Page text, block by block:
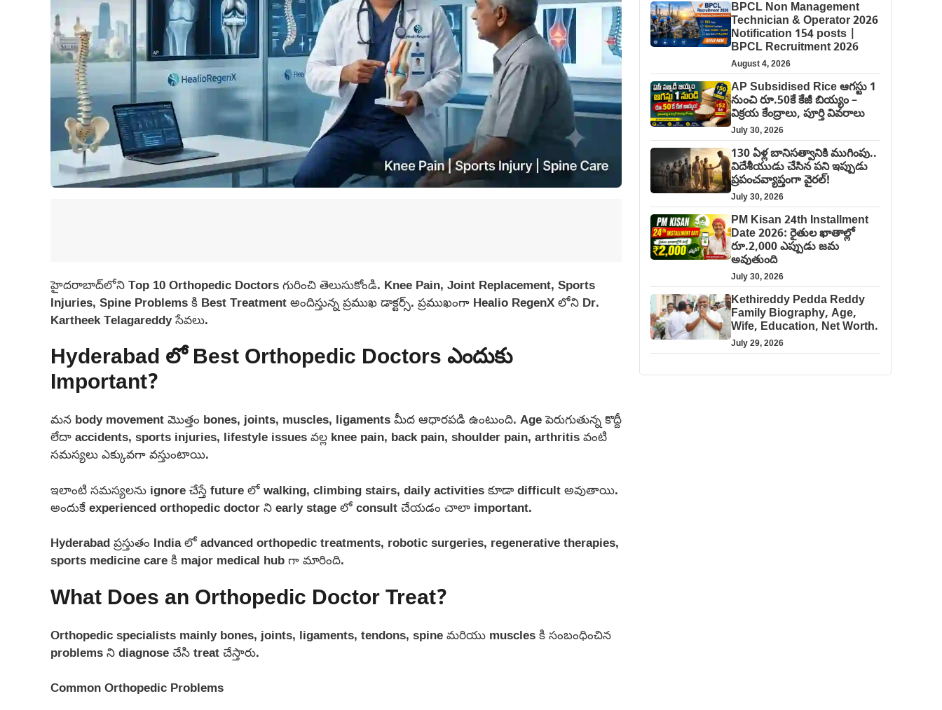
హైదరాబాద్‌లోని Top 10 Orthopedic Doctors గురించి తెలుసుకోండి. Knee Pain, Joint Replacement, Sports
Injuries, Spine Problems కి Best Treatment అందిస్తున్న ప్రముఖ డాక్టర్స్. ప్రముఖంగా Healio RegenX లోని Dr.
Kartheek Telagareddy సేవలు.
Hyderabad లో Best Orthopedic Doctors ఎందుకు
Important?
మన body movement మొత్తం bones, joints, muscles, ligaments మీద ఆధారపడి ఉంటుంది. Age పెరుగుతున్న కొద్దీ
లేదా accidents, sports injuries, lifestyle issues వల్ల knee pain, back pain, shoulder pain, arthritis వంటి
సమస్యలు ఎక్కువగా వస్తుంటాయి.
ఇలాంటి సమస్యలను ignore చేస్తే future లో walking, climbing stairs, daily activities కూడా difficult అవుతాయి.
అందుకే experienced orthopedic doctor ని early stage లో consult చేయడం చాలా important.
Hyderabad ప్రస్తుతం India లో advanced orthopedic treatments, robotic surgeries, regenerative therapies,
sports medicine care కి major medical hub గా మారింది.
What Does an Orthopedic Doctor Treat?
Orthopedic specialists mainly bones, joints, ligaments, tendons, spine మరియు muscles కి సంబంధించిన
problems ని diagnose చేసి treat చేస్తారు.
Common Orthopedic Problems
BPCL Non Management
Technician & Operator 2026
Notification 154 posts |
BPCL Recruitment 2026
August 4, 2026
AP Subsidised Rice ఆగస్టు 1
నుంచి రూ.50కే కేజీ బియ్యం –
విక్రయ కేంద్రాలు, పూర్తి వివరాలు
July 30, 2026
130 ఏళ్ల బానిసత్వానికి ముగింపు..
విదేశీయుడు చేసిన పని ఇప్పుడు
ప్రపంచవ్యాప్తంగా వైరల్!
July 30, 2026
PM Kisan 24th Installment
Date 2026: రైతుల ఖాతాల్లో
రూ.2,000 ఎప్పుడు జమ
అవుతుంది
July 30, 2026
Kethireddy Pedda Reddy
Family Biography, Age,
Wife, Education, Net Worth.
July 29, 2026